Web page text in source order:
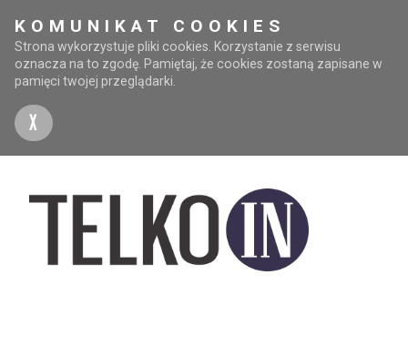
KOMUNIKAT COOKIES
Strona wykorzystuje pliki cookies. Korzystanie z serwisu
oznacza na to zgodę. Pamiętaj, że cookies zostaną zapisane w
pamięci twojej przeglądarki.
X